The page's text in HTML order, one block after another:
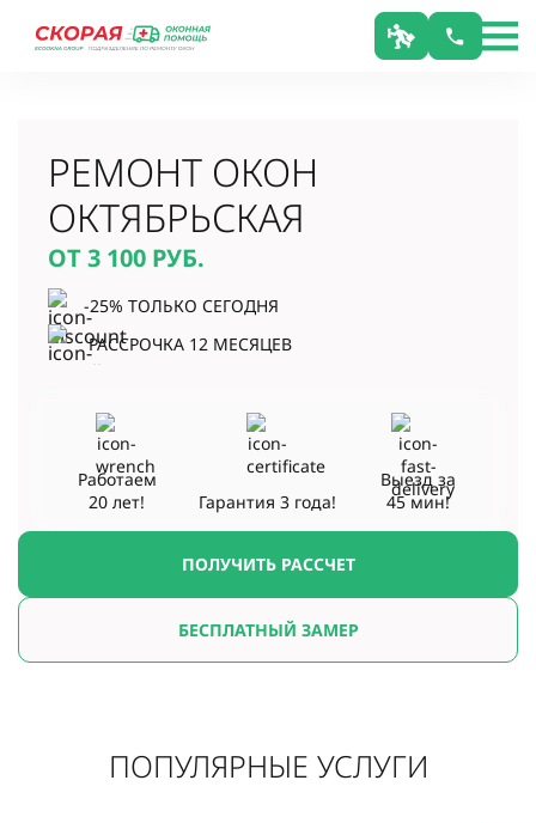
РЕМОНТ ОКОН
ОКТЯБРЬСКАЯ
ОТ 3 100 РУБ.
-25% ТОЛЬКО СЕГОДНЯ
РАССРОЧКА 12 МЕСЯЦЕВ
ПОЛУЧИТЬ РАССЧЕТ
БЕСПЛАТНЫЙ ЗАМЕР
Работаем
20 лет!
Гарантия3 года!
Выезд за
45 мин!
ПОПУЛЯРНЫЕ УСЛУГИ